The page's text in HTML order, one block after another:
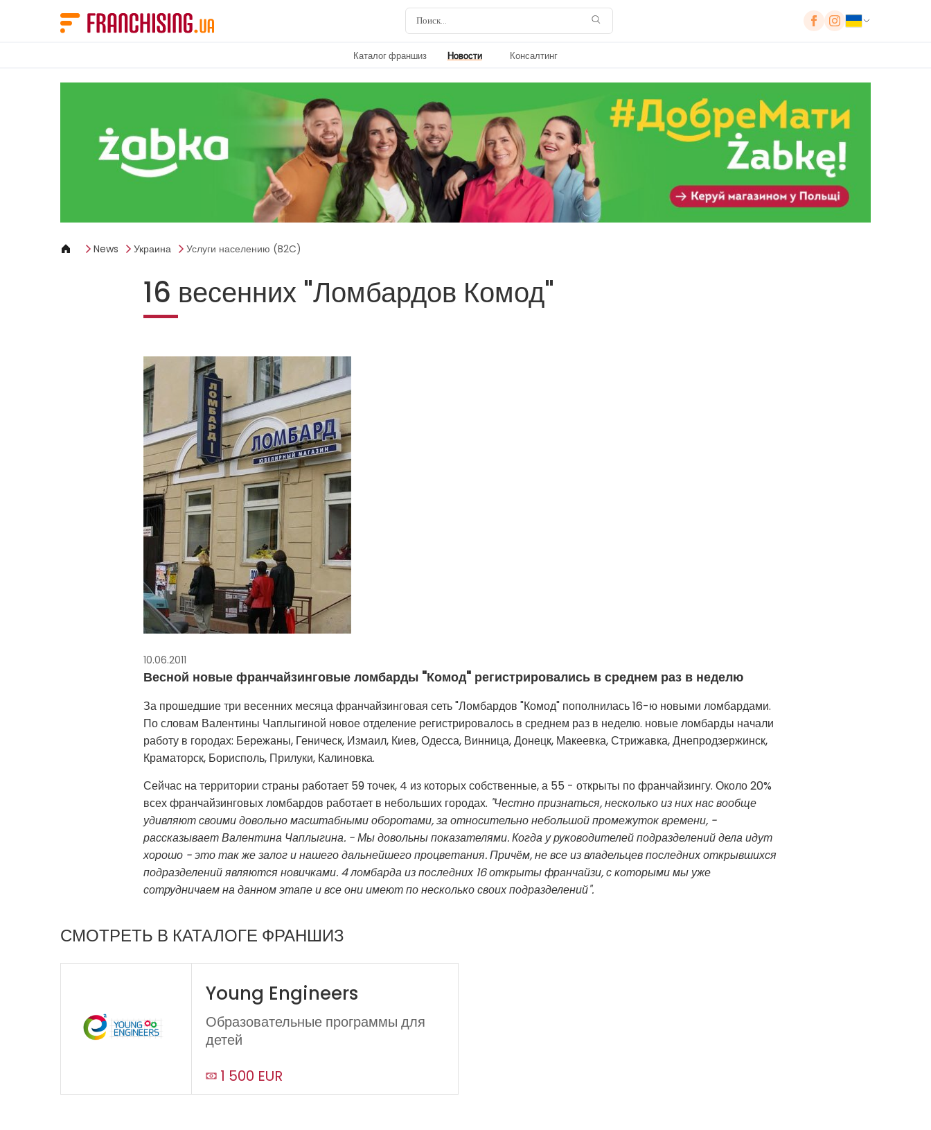
Каталог франшиз Новости Консалтинг
News Украина Услуги населению (B2C)
16 весенних "Ломбардов Комод"
10.06.2011
Весной новые франчайзинговые ломбарды "Комод" регистрировались в среднем раз в неделю
За прошедшие три весенних месяца франчайзинговая сеть "Ломбардов "Комод" пополнилась 16-ю новыми ломбардами.
По словам Валентины Чаплыгиной новое отделение регистрировалось в среднем раз в неделю. новые ломбарды начали
работу в городах: Бережаны, Геническ, Измаил, Киев, Одесса, Винница, Донецк, Макеевка, Стрижавка, Днепродзержинск,
Краматорск, Борисполь, Прилуки, Калиновка.
Сейчас на территории страны работает 59 точек, 4 из которых собственные, а 55 - открыты по франчайзингу. Около 20%
всех франчайзинговых ломбардов работает в небольших городах. "Честно признаться, несколько из них нас вообще
удивляют своими довольно масштабными оборотами, за относительно небольшой промежуток времени, -
рассказывает Валентина Чаплыгина. -Мы довольны показателями. Когда у руководителей подразделений дела идут
хорошо - это так же залог и нашего дальнейшего процветания. Причём, не все из владельцев последних открывшихся
подразделений являются новичками. 4 ломбарда из последних 16 открыты франчайзи, с которыми мы уже
сотрудничаем на данном этапе и все они имеют по несколько своих подразделений".
СМОТРЕТЬ В КАТАЛОГЕ ФРАНШИЗ
Young Engineers
Образовательные программы для
детей
1 500 EUR